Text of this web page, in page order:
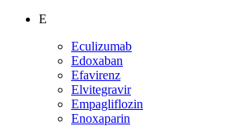
E
Eculizumab
Edoxaban
Efavirenz
Elvitegravir
Empagliflozin
Enoxaparin